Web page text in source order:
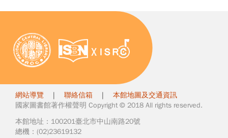
網站導覽 | 聯絡信箱 | 本館地圖及交通資訊
國家圖書館著作權聲明 Copyright © 2018 All rights reserved.
本館地址：100201臺北市中山南路20號
總機：(02)23619132